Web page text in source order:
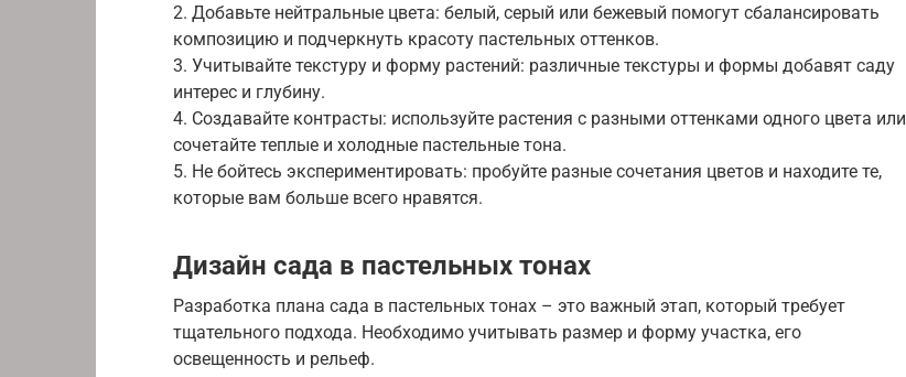
2. Добавьте нейтральные цвета: белый, серый или бежевый помогут сбалансировать
композицию и подчеркнуть красоту пастельных оттенков.
3. Учитывайте текстуру и форму растений: различные текстуры и формы добавят саду
интерес и глубину.
4. Создавайте контрасты: используйте растения с разными оттенками одного цвета или
сочетайте теплые и холодные пастельные тона.
5. Не бойтесь экспериментировать: пробуйте разные сочетания цветов и находите те,
которые вам больше всего нравятся.
Дизайн сада в пастельных тонах
Разработка плана сада в пастельных тонах – это важный этап, который требует
тщательного подхода. Необходимо учитывать размер и форму участка, его
освещенность и рельеф.